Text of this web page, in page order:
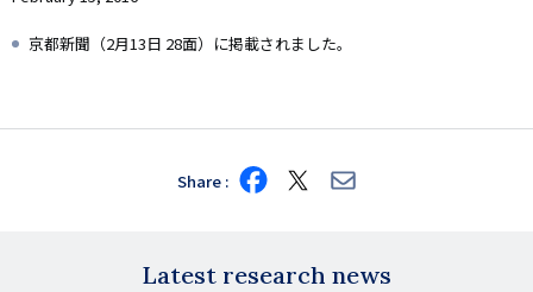
京都新聞（2月13日 28面）に掲載されました。
Share Share
on
Share
on
Share
via
Latest research news